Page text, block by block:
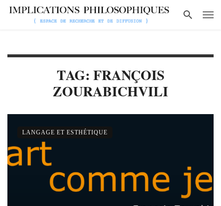
TAG: FRANÇOIS
ZOURABICHVILI
LANGAGE ET ESTHÉTIQUE